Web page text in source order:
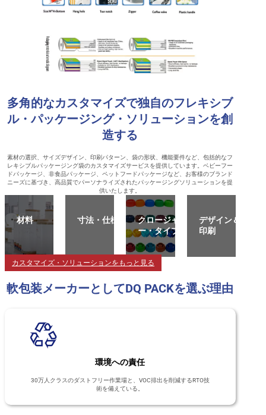
多角的なカスタマイズで独自のフレキシブ
ル・パッケージング・ソリューションを創
造する
素材の選択、サイズデザイン、印刷パターン、袋の形状、機能要件など、包括的なフ
レキシブルパッケージング袋のカスタマイズサービスを提供しています。ベビーフー
ドパッケージ、非食品パッケージ、ペットフードパッケージなど、お客様のブランド
ニーズに基づき、高品質でパーソナライズされたパッケージングソリューションを提
供いたします。
材料 寸法・仕様
クロージャ
ー・タイプ
デザイン＆
印刷
カスタマイズ・ソリューションをもっと見る
軟包装メーカーとしてDQ PACKを選ぶ理由
環境への責任
30万人クラスのダストフリー作業場と、VOC排出を削減するRTO技
術を備えている。